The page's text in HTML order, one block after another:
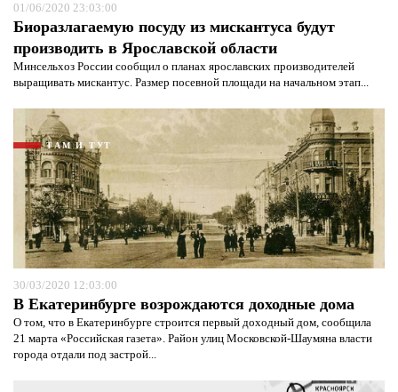
01/06/2020 23:03:00
Биоразлагаемую посуду из мискантуса будут
производить в Ярославской области
Минсельхоз России сообщил о планах ярославских производителей
выращивать мискантус. Размер посевной площади на начальном этап...
ТАМ И ТУТ
30/03/2020 12:03:00
В Екатеринбурге возрождаются доходные дома
О том, что в Екатеринбурге строится первый доходный дом, сообщила
21 марта «Российская газета». Район улиц Московской-Шаумяна власти
города отдали под застрой...